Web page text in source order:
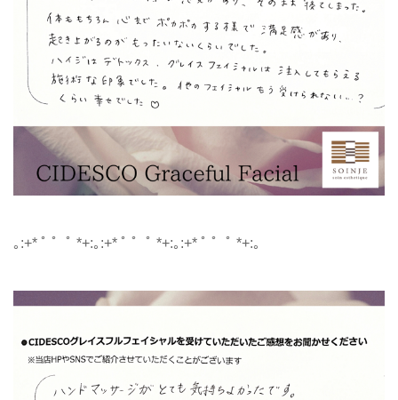
｡:+* ﾟ ゜ﾟ *+:｡:+* ﾟ ゜ﾟ *+:｡:+* ﾟ ゜ﾟ *+:｡